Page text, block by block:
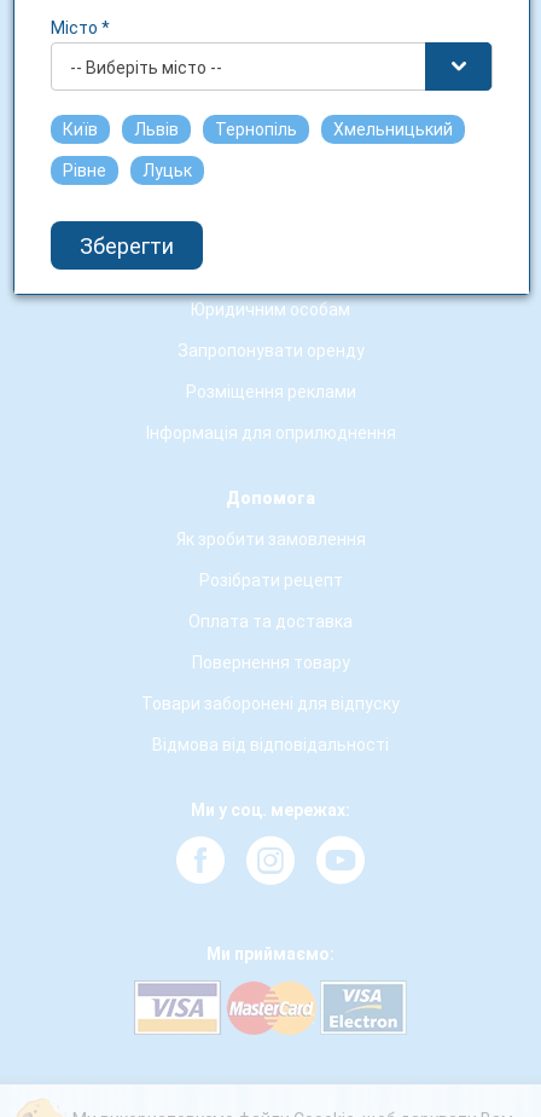
Новини мережі
Умови використання сайту
Аптечні заклади-партнери
Юридичним особам
Запропонувати оренду
Розміщення реклами
Інформація для оприлюднення
Допомога
Як зробити замовлення
Розібрати рецепт
Оплата та доставка
Повернення товару
Товари заборонені для відпуску
Відмова від відповідальності
Ми у соц. мережах:
Ми приймаємо:
Місто *
-- Виберіть місто --
Київ Львів Тернопіль Хмельницький
Рівне Луцьк
Зберегти